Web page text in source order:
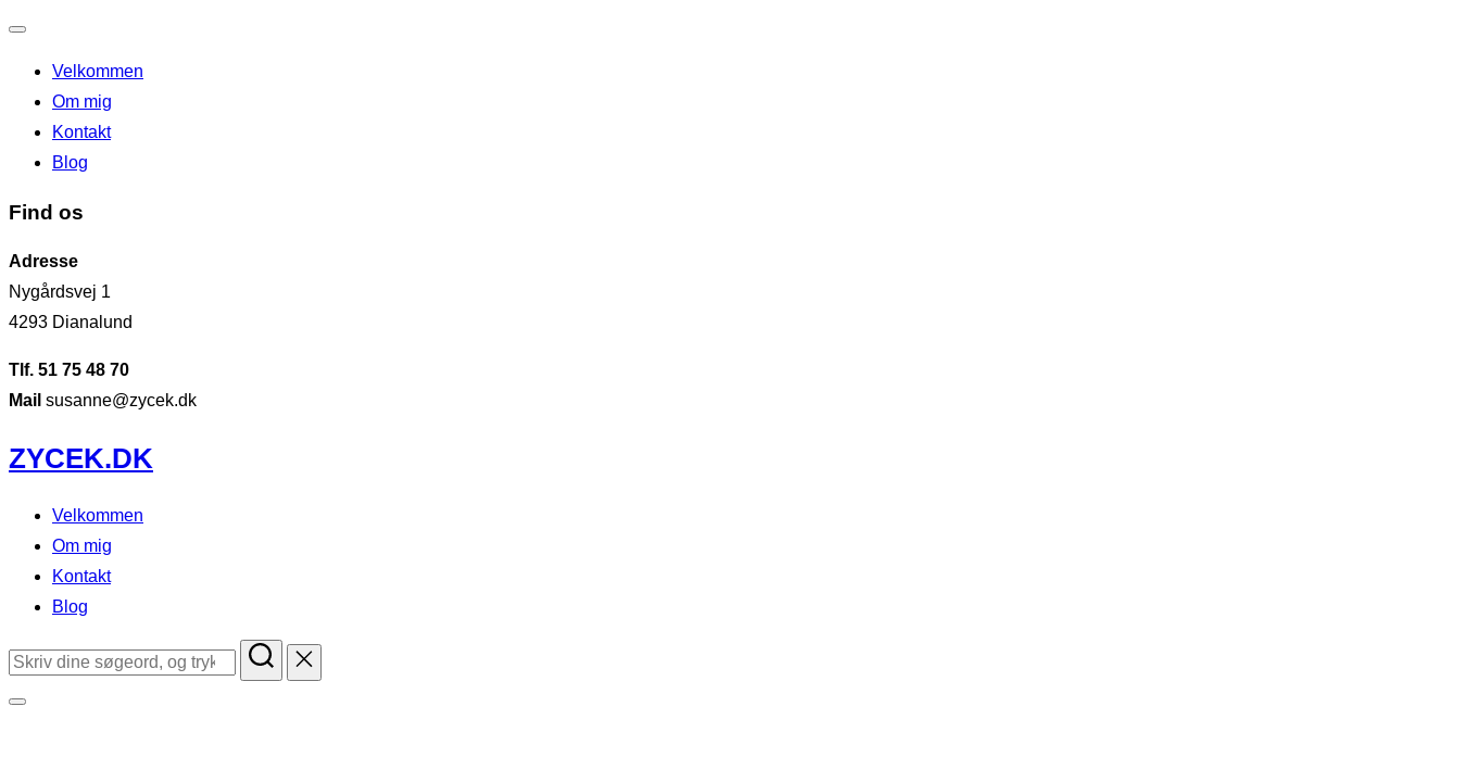
navigation
til/fra
Velkommen
Om mig
Kontakt
Blog
Find os
Adresse
Nygårdsvej 1
4293 Dianalund
Tlf. 51 75 48 70
Mail susanne@zycek.dk
Videre
til
indhold
ZYCEK.DK
Velkommen
Om mig
Kontakt
Blog
Søg